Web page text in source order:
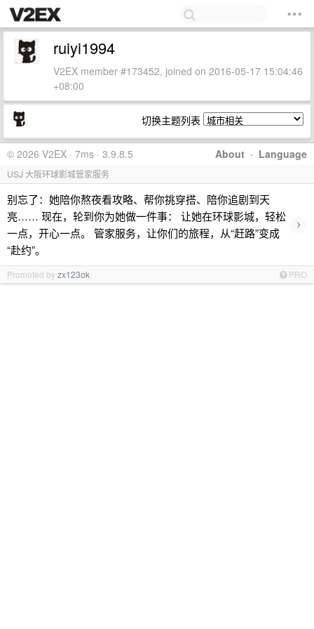
ruiyi1994
V2EX member #173452, joined on 2016-05-17 15:04:46
+08:00
切换主题列表
About · Language
© 2026 V2EX · 7ms · 3.9.8.5
USJ 大阪环球影城管家服务
别忘了：她陪你熬夜看攻略、帮你挑穿搭、陪你追剧到天
亮…… 现在，轮到你为她做一件事： 让她在环球影城，轻松
一点，开心一点。 管家服务，让你们的旅程，从“赶路”变成
“赴约”。
›
Promoted byzx123ok PRO